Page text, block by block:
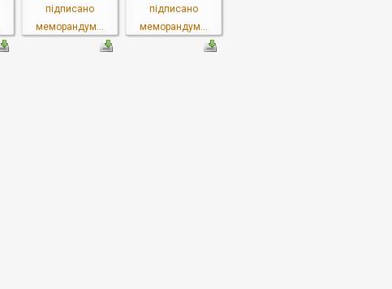
підписано
меморандум...
підписано
меморандум...